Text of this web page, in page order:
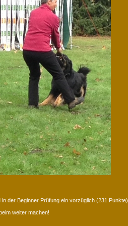
der Beginner Prüfung ein vorzüglich (231 Punkte)
weiter machen!